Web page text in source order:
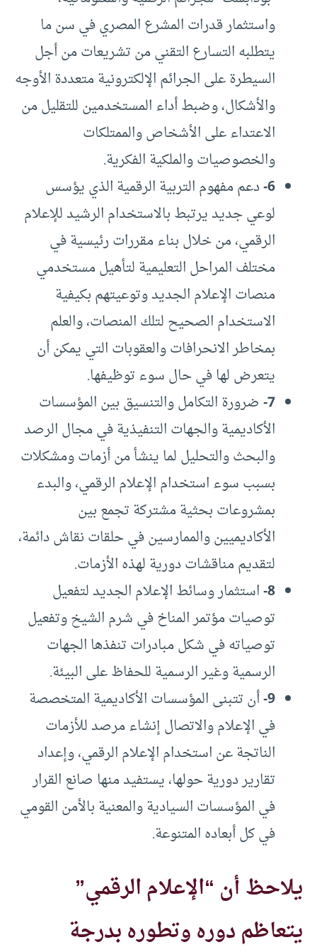
واستثمار قدرات المشرع المصري في سن ما
يتطلبه التسارع التقني من تشريعات من أجل
السيطرة على الجرائم الإلكترونية متعددة الأوجه
والأشكال، وضبط أداء المستخدمين للتقليل من
الاعتداء على الأشخاص والممتلكات
والخصوصيات والملكية الفكرية.
6- دعم مفهوم التربية الرقمية الذي يؤسس
لوعي جديد يرتبط بالاستخدام الرشيد للإعلام
الرقمي، من خلال بناء مقررات رئيسية في
مختلف المراحل التعليمية لتأهيل مستخدمي
منصات الإعلام الجديد وتوعيتهم بكيفية
الاستخدام الصحيح لتلك المنصات، والعلم
بمخاطر الانحرافات والعقوبات التي يمكن أن
يتعرض لها في حال سوء توظيفها.
7- ضرورة التكامل والتنسيق بين المؤسسات
الأكاديمية والجهات التنفيذية في مجال الرصد
والبحث والتحليل لما ينشأ من أزمات ومشكلات
بسبب سوء استخدام الإعلام الرقمي، والبدء
بمشروعات بحثية مشتركة تجمع بين
الأكاديميين والممارسين في حلقات نقاش دائمة،
لتقديم مناقشات دورية لهذه الأزمات.
8- استثمار وسائط الإعلام الجديد لتفعيل
توصيات مؤتمر المناخ في شرم الشيخ وتفعيل
توصياته في شكل مبادرات تنفذها الجهات
الرسمية وغير الرسمية للحفاظ على البيئة.
9- أن تتبنى المؤسسات الأكاديمية المتخصصة
في الإعلام والاتصال إنشاء مرصد للأزمات
الناتجة عن استخدام الإعلام الرقمي، وإعداد
تقارير دورية حولها، يستفيد منها صانع القرار
في المؤسسات السيادية والمعنية بالأمن القومي
في كل أبعاده المتنوعة.
يلاحظ أن “الإعلام الرقمي”
يتعاظم دوره وتطوره بدرجة